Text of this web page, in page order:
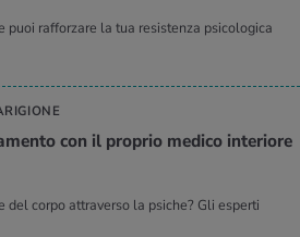
puoi rafforzare la tua resistenza psicologica
con il pro­prio me­di­co in­te­rio­re
corpo attraverso la psiche? Gli esperti